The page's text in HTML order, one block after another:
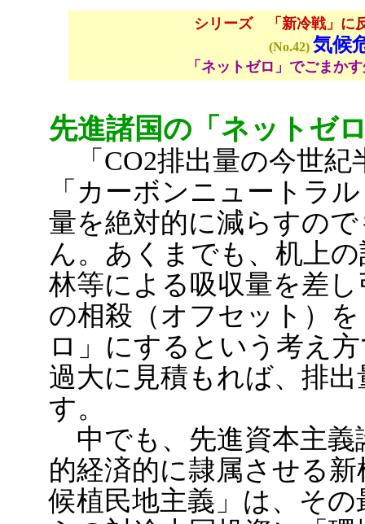
シリーズ 「新冷戦」に
(No.42) 気候
「ネットゼロ」でごまか
先進諸国の「ネットゼ
「CO2排出量の今世紀
「カーボンニュートラ
量を絶対的に減らすの
ん。あくまでも、机上
林等による吸収量を差
の相殺（オフセット）
ロ」にするという考え
過大に見積もれば、排
す。
中でも、先進資本主義
的経済的に隷属させる
候植民地主義」は、そ